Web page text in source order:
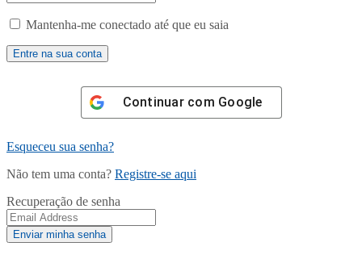
Mantenha-me conectado até que eu saia
Continuar com Google
Esqueceu sua senha?
Não tem uma conta? Registre-se aqui
Recuperação de senha